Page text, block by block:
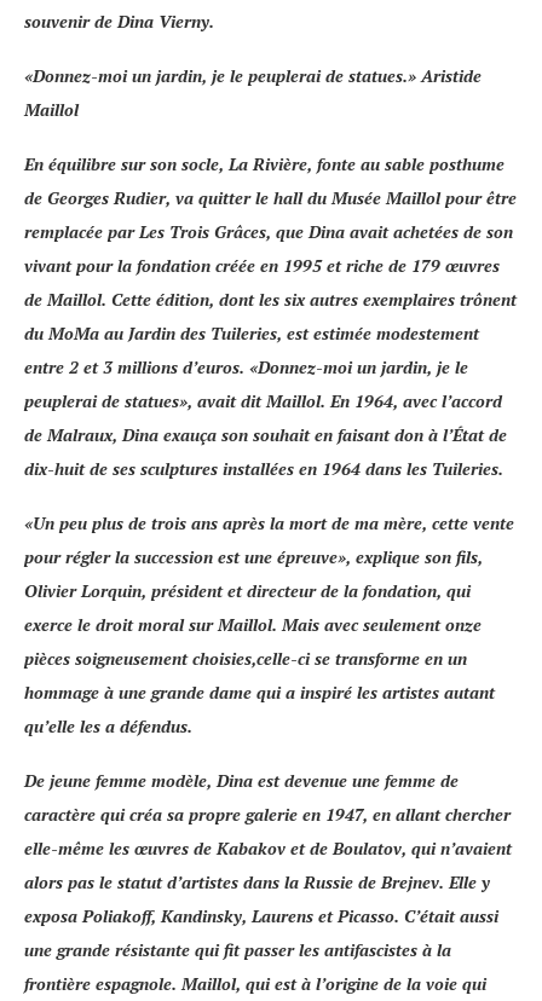
souvenir de Dina Vierny.
«Donnez-moi un jardin, je le peuplerai de statues.» Aristide
Maillol
En équilibre sur son socle, La Rivière, fonte au sable posthume
de Georges Rudier, va quitter le hall du Musée Maillolpour être
remplacée par Les Trois Grâces, que Dina avait achetées de son
vivant pour la fondation créée en 1995 et riche de 179 œuvres
de Maillol. Cette édition, dont les six autres exemplaires trônent
du MoMa au Jardin des Tuileries, est estimée modestement
entre 2 et 3 millions d’euros. «Donnez-moi un jardin, je le
peuplerai de statues», avait dit Maillol. En 1964, avec l’accord
de Malraux, Dina exauça son souhait en faisant don à l’État de
dix-huit de ses sculptures installées en 1964 dans les Tuileries.
«Un peu plus de trois ans après la mort de ma mère, cette vente
pour régler la succession est une épreuve», explique son fils,
Olivier Lorquin, président et directeur de la fondation, qui
exerce le droit moral sur Maillol. Mais avec seulement onze
pièces soigneusement choisies,celle-ci se transforme en un
hommage à une grande dame qui a inspiré les artistes autant
qu’elle les a défendus.
De jeune femme modèle, Dina est devenue une femme de
caractère qui créa sa propre galerie en 1947, en allant chercher
­elle-même les œuvres de Kabakov et de Boulatov, qui n’avaient
alors pas le statut d’artistes dans la Russie de Brejnev. Elle y
exposa Poliakoff, Kandinsky, Laurens et Picasso. C’était aussi
une grande résistante qui fit passer les antifascistes à la
frontière espagnole. Maillol, qui est à l’origine de la voie qui